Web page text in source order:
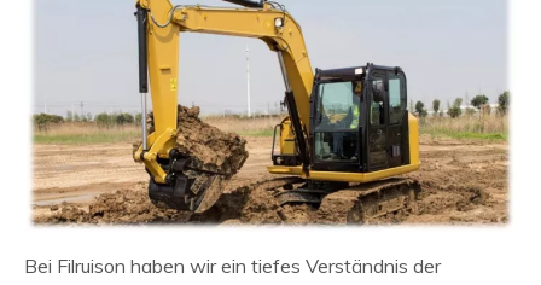
Bei Filruison haben wir ein tiefes Verständnis der